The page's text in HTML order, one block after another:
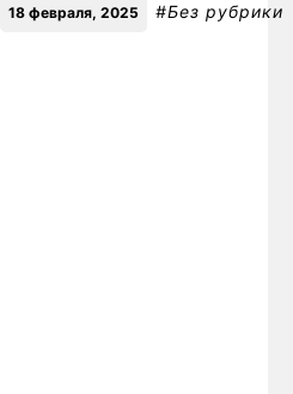
18 февраля, 2025 #Без рубрики